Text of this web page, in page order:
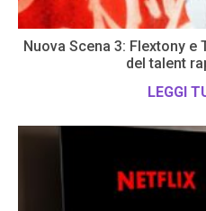
Nuova Scena 3: Flextony
del talent
LEGGI